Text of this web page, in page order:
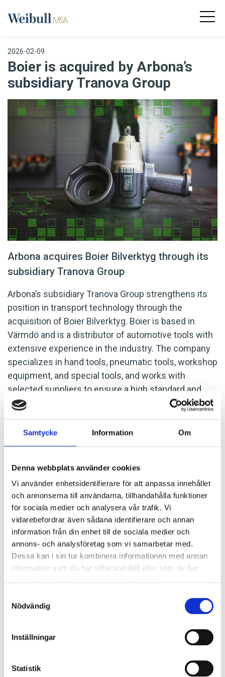
Samtycke Information Om
Denna webbplats använder cookies
Vi använder enhetsidentifierare för att anpassa innehållet
och annonserna till användarna, tillhandahålla funktioner
för sociala medier och analysera vår trafik. Vi
vidarebefordrar även sådana identifierare och annan
information från din enhet till de sociala medier och
annons- och analysföretag som vi samarbetar med.
Dessa kan i sin tur kombinera informationen med annan
information som du har tillhandahållit eller som de har
Nödvändig
Inställningar
Statistik
2026-02-09
Boier is acquired by Arbona’s
subsidiary Tranova Group
Arbona acquires Boier Bilverktyg through its
subsidiary Tranova Group
Arbona’s subsidiary Tranova Group strengthens its
position in transport technology through the
acquisition of Boier Bilverktyg. Boier is based in
Värmdö and is a distributor of automotive tools with
extensive experience in the industry. The company
specializes in hand tools, pneumatic tools, workshop
equipment, and special tools, and works with
selected suppliers to ensure a high standard and
quality of its products.
Weibull M&A acted as the
LATEST NEWS
2026-06-15
Triton has acquired IP Security
The Triton Smaller Mid-Cap Fund has announced the formation of
Varna, a new Nordic group in perimeter protection and…
2026-05-11
Vinga Nordic acquires Tocon
Markprojektering
Vinga Nordic AB strengthens its operations through the acquisition
of Tocon Markprojektering AB. The partnership aim…
Boier is acquired by Arbona’s subsidiary
Tranova Group
Group